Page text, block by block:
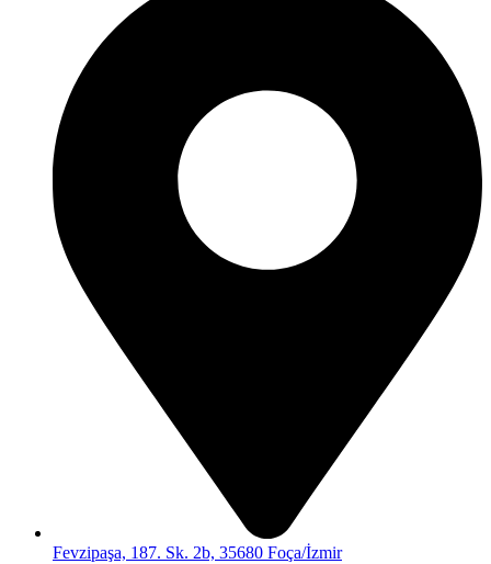
Fevzipaşa, 187. Sk. 2b, 35680 Foça/İzmir